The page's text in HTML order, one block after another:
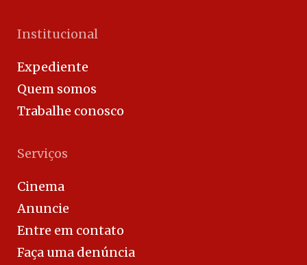
Institucional
Expediente
Quem somos
Trabalhe conosco
Serviços
Cinema
Anuncie
Entre em contato
Faça uma denúncia